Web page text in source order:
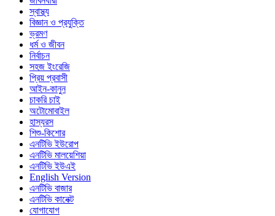
স্বাস্থ্য
বিজ্ঞান ও প্রযুক্তি
ভ্রমণ
ধর্ম ও জীবন
নির্বাচন
সহজ ইংরেজি
প্রিয় প্রবাসী
আইন-কানুন
চাকরি চাই
অটোমোবাইল
হাস্যরস
শিশু-কিশোর
এনটিভি ইউরোপ
এনটিভি মালয়েশিয়া
এনটিভি ইউএই
English Version
এনটিভি বাজার
এনটিভি কানেক্ট
যোগাযোগ